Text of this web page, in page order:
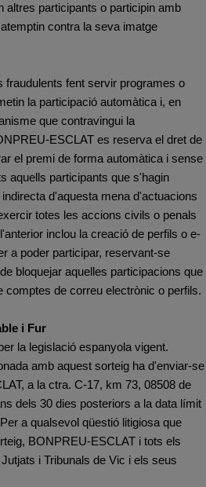
altres participants o participin amb
contra la seva imatge
fraudulents fent servir programes o
la participació automàtica i, en
que contravingui la
ESCLAT es reserva el dret de
el premi de forma automàtica i sense
aquells participants que s'hagin
d'aquesta mena d'actuacions
totes les accions civils o penals
inclou la creació de perfils o e-
a poder participar, reservant-se
bloquejar aquelles participacions que
comptes de correu electrònic o perfils.
i Fur
la legislació espanyola vigent.
amb aquest sorteig ha d'enviar-se
a la ctra. C-17, km 73, 08508 de
dels 30 dies posteriors a la data límit
a qualsevol qüestió litigiosa que
BONPREU-ESCLAT i tots els
i Tribunals de Vic i els seus